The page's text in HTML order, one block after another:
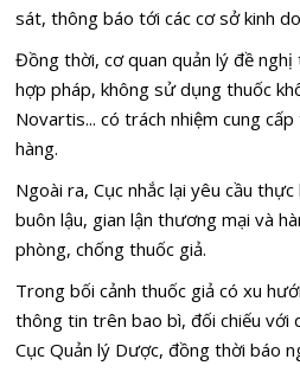
sát, thông báo tới các cơ sở kinh
Đồng thời, cơ quan quản lý đề
hợp pháp, không sử dụng thuốc
Novartis... có trách nhiệm cung
hàng.
Ngoài ra, Cục nhắc lại yêu cầu
buôn lậu, gian lận thương mại và
phòng, chống thuốc giả.
Trong bối cảnh thuốc giả có xu
thông tin trên bao bì, đối chiếu với
Cục Quản lý Dược, đồng thời báo